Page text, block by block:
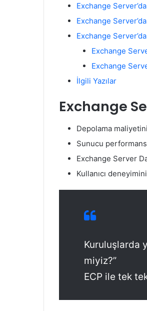
Exchange
Exchange
Exchange
Exchange
Exchange
İlgili Yazılar
Exchange
Depolama
Sunucu
Exchange Server
Kullanıcı
Kuruluşlarda
miyiz?”
ECP ile tek